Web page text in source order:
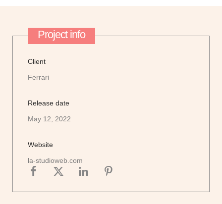
Project info
Client
Ferrari
Release date
May 12, 2022
Website
la-studioweb.com